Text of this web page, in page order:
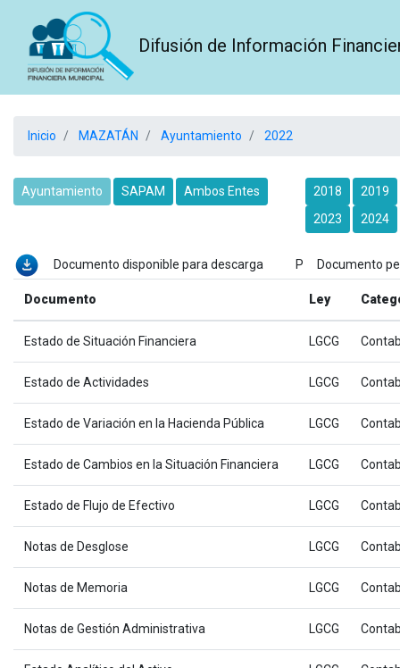
Difusión de Información
Inicio MAZATÁN Ayuntamiento 2022
Ayuntamiento SAPAM Ambos Entes 2018
2019
2023
2024
Documento disponible para descarga P Documento
Documento Ley
Estado de Situación Financiera LGCG
Estado de Actividades LGCG
Estado de Variación en la Hacienda Pública LGCG
Estado de Cambios en la Situación Financiera LGCG
Estado de Flujo de Efectivo LGCG
Notas de Desglose LGCG
Notas de Memoria LGCG
Notas de Gestión Administrativa LGCG